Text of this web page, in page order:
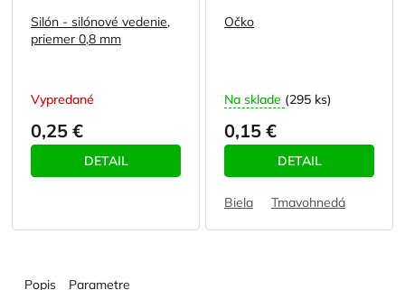
Silón - silónové vedenie,
priemer 0,8 mm
Vypredané
0,25 €
DETAIL
Očko
Na sklade (295 ks)
0,15 €
DETAIL
Biela Tmavohnedá
Popis Parametre